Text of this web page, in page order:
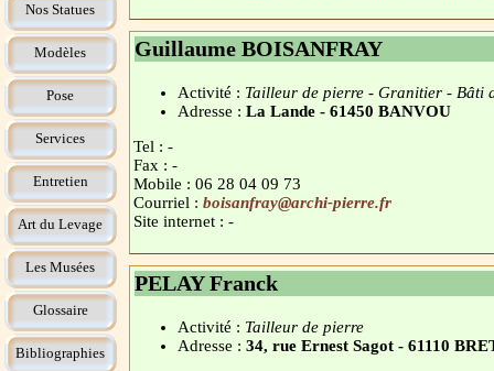
Nos Statues
Modèles
Pose
Services
Entretien
Art du Levage
Les Musées
Glossaire
Bibliographies
Guillaume BOISANFRAY
Activité : Tailleur de pierre - Granitier - Bâti
Adresse : La Lande - 61450 BANVOU
Tel : -
Fax : -
Mobile : 06 28 04 09 73
Courriel : boisanfray@archi-pierre.fr
Site internet : -
PELAY Franck
Activité : Tailleur de pierre
Adresse : 34, rue Ernest Sagot - 61110